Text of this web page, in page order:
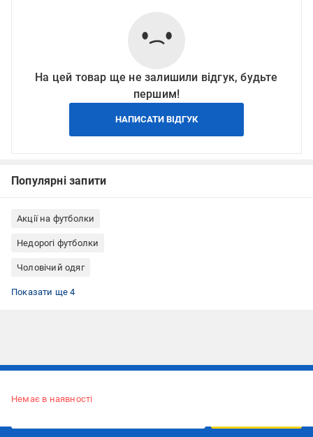
На цей товар ще не залишили відгук, будьте
першим!
НАПИСАТИ ВІДГУК
Популярні запити
Акції на футболки
Недорогі футболки
Чоловічий одяг
Одяг, взуття, аксесуари
Футболки розміру L
Базові футболки
Футболки унісекс
Показати ще 4
Немає в наявності